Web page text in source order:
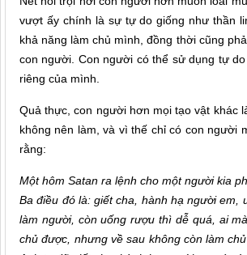
vượt ấy chính là sự tự do giống như thần
khả năng làm chủ mình, đồng thời cũng
con người. Con người có thể sử dụng tự
riêng của mình.
Quả thực, con người hơn mọi tạo vật khác
không nên làm, và vì thế chỉ có con người
rằng:
Một hôm Satan ra lệnh cho một người kia
Ba điều đó là: giết cha, hành hạ người
làm người, còn uống rượu thì dễ quá, ai
chủ được, nhưng về sau không còn làm